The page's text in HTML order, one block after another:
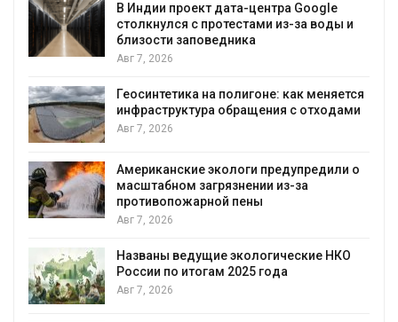
В Индии проект дата-центра Google
столкнулся с протестами из-за воды и
близости заповедника
Авг 7, 2026
Геосинтетика на полигоне: как меняется
инфраструктура обращения с отходами
Авг 7, 2026
Американские экологи предупредили о
масштабном загрязнении из-за
противопожарной пены
Авг 7, 2026
Названы ведущие экологические НКО
России по итогам 2025 года
Авг 7, 2026